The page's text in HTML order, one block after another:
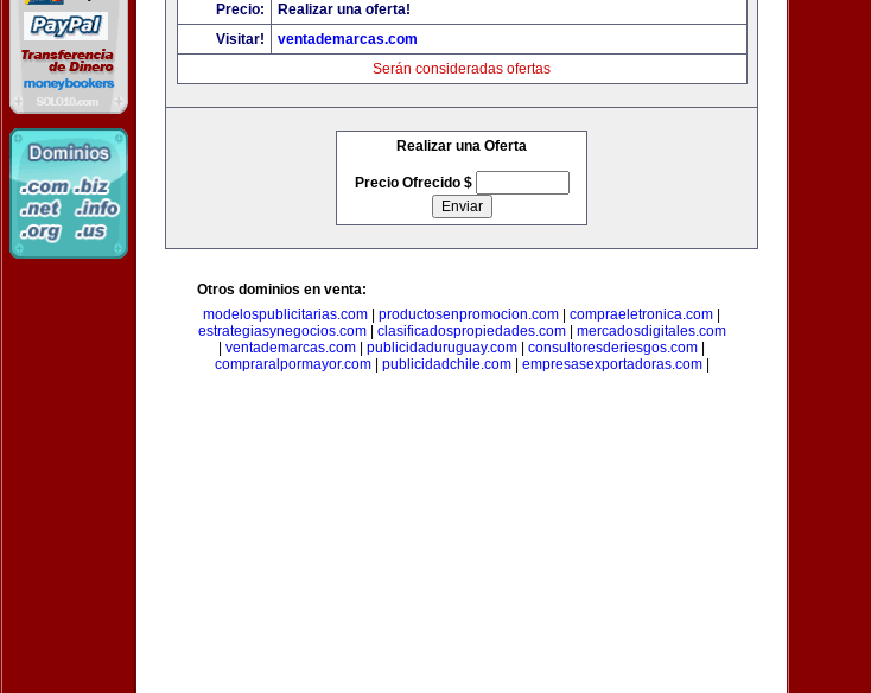
Precio:
Realizar una oferta!
Visitar!
ventademarcas.com
Serán consideradas ofertas
Realizar una Oferta
Precio Ofrecido $
Otros dominios en venta:
modelospublicitarias.com
productosenpromocion.com compraeletronica.com
estrategiasynegocios.com| clasificadospropiedades.com| mercadosdigitales.com
ventademarcas.com publicidaduruguay.com consultoresderiesgos.com
compraralpormayor.com| publicidadchile.com| empresasexportadoras.com|